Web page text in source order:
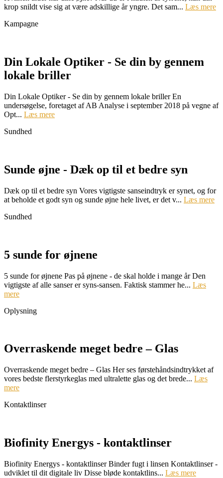
krop snildt vise sig at være adskillige år yngre. Det sam... Læs mere
Kampagne
Din Lokale Optiker - Se din by gennem
lokale briller
Din Lokale Optiker - Se din by gennem lokale briller En
undersøgelse, foretaget af AB Analyse i september 2018 på vegne af
Opt... Læs mere
Sundhed
Sunde øjne - Dæk op til et bedre syn
Dæk op til et bedre syn Vores vigtigste sanseindtryk er synet, og for
at beholde et godt syn og sunde øjne hele livet, er det v... Læs mere
Sundhed
5 sunde for øjnene
5 sunde for øjnene Pas på øjnene - de skal holde i mange år Den
vigtigste af alle sanser er syns-sansen. Faktisk stammer he... Læs
mere
Oplysning
Overraskende meget bedre – Glas
Overraskende meget bedre – Glas Her ses førstehåndsindtrykket af
vores bedste flerstyrkeglas med ultralette glas og det brede... Læs
mere
Kontaktlinser
Biofinity Energys - kontaktlinser
Biofinity Energys - kontaktlinser Binder fugt i linsen Kontaktlinser -
udviklet til dit digitale liv Disse bløde kontaktlins... Læs mere